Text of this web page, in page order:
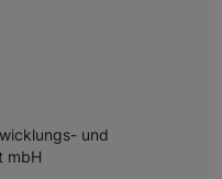
und
mbH